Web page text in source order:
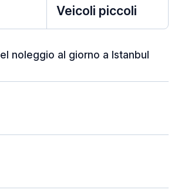
Veicoli piccoli
noleggio al giorno a Istanbul